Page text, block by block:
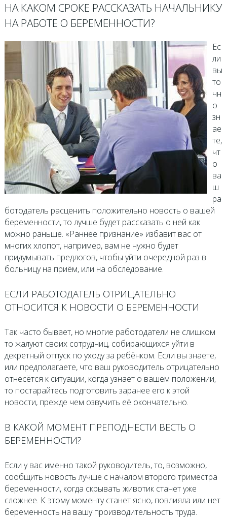
НА КАКОМ СРОКЕ РАССКАЗАТЬ НАЧАЛЬНИКУ
НА РАБОТЕ О БЕРЕМЕННОСТИ?
Ес
ли
вы
то
чн
о
зн
ае
те,
чт
о
ва
ш
ра
ботодатель расценить положительно новость о вашей
беременности, то лучше будет рассказать о ней как
можно раньше. «Раннее признание» избавит вас от
многих хлопот, например, вам не нужно будет
придумывать предлогов, чтобы уйти очередной раз в
больницу на приём, или на обследование.
ЕСЛИ РАБОТОДАТЕЛЬ ОТРИЦАТЕЛЬНО
ОТНОСИТСЯ К НОВОСТИ О БЕРЕМЕННОСТИ
Так часто бывает, но многие работодатели не слишком
то жалуют своих сотрудниц, собирающихся уйти в
декретный отпуск по уходу за ребёнком. Если вы знаете,
или предполагаете, что ваш руководитель отрицательно
отнесётся к ситуации, когда узнает о вашем положении,
то постарайтесь подготовить заранее его к этой
новости, прежде чем озвучить её окончательно.
В КАКОЙ МОМЕНТ ПРЕПОДНЕСТИ ВЕСТЬ О
БЕРЕМЕННОСТИ?
Если у вас именно такой руководитель, то, возможно,
сообщить новость лучше с началом второго триместра
беременности, когда скрывать животик станет уже
сложнее. К этому моменту станет ясно, повлияла или нет
беременность на вашу производительность труда.